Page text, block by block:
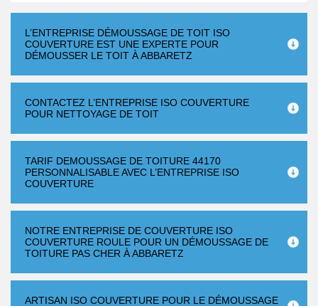
L’ENTREPRISE DÉMOUSSAGE DE TOIT ISO
COUVERTURE EST UNE EXPERTE POUR
DÉMOUSSER LE TOIT À ABBARETZ
CONTACTEZ L’ENTREPRISE ISO COUVERTURE
POUR NETTOYAGE DE TOIT
TARIF DEMOUSSAGE DE TOITURE 44170
PERSONNALISABLE AVEC L’ENTREPRISE ISO
COUVERTURE
NOTRE ENTREPRISE DE COUVERTURE ISO
COUVERTURE ROULE POUR UN DÉMOUSSAGE DE
TOITURE PAS CHER À ABBARETZ
ARTISAN ISO COUVERTURE POUR LE DÉMOUSSAGE